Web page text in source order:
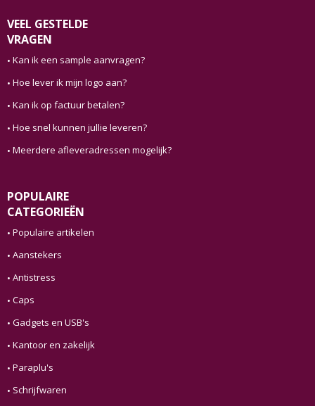
VEEL GESTELDE
VRAGEN
Kan ik een sample aanvragen?
Hoe lever ik mijn logo aan?
Kan ik op factuur betalen?
Hoe snel kunnen jullie leveren?
Meerdere afleveradressen mogelijk?
POPULAIRE
CATEGORIEËN
Populaire artikelen
Aanstekers
Antistress
Caps
Gadgets en USB's
Kantoor en zakelijk
Paraplu's
Schrijfwaren